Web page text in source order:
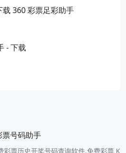
360 彩票足彩助手
- 下载
票号码助手
彩票历史开奖号码查询软件,免费彩票 K